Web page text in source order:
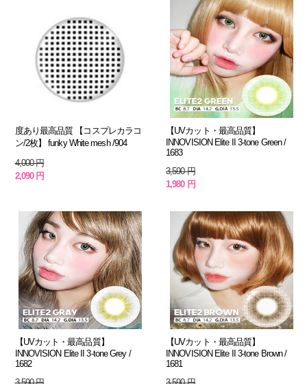
度あり最高品質 【コスプレカラコ
ン/2枚】 funky White mesh /904
4,000 円
2,090 円
【UVカット・最高品質】
INNOVISION Elite II 3-tone Green /
1683
3,590 円
1,980 円
【UVカット・最高品質】
INNOVISION Elite II 3-tone Grey /
1682
【UVカット・最高品質】
INNOVISION Elite II 3-tone Brown /
1681